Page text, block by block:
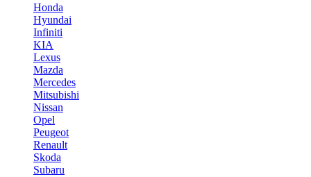
Honda
Hyundai
Infiniti
KIA
Lexus
Mazda
Mercedes
Mitsubishi
Nissan
Opel
Peugeot
Renault
Skoda
Subaru